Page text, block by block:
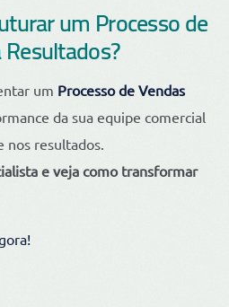
um Processo de
um Processo de Vendas
da sua equipe comercial
nos resultados.
e veja como transformar